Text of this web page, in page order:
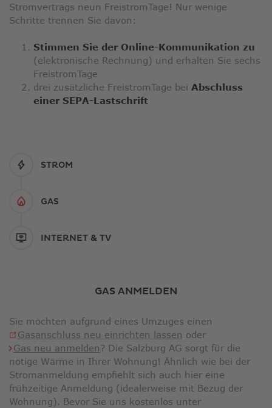
Stromvertrags neun FreistromTage! Nur wenige
Schritte trennen Sie davon:
Stimmen Sie der Online-Kommunikation zu
(elektronische Rechnung) und erhalten Sie sechs
FreistromTage
drei zusätzliche FreistromTage bei Abschluss
einer SEPA-Lastschrift
STROM
GAS
INTERNET & TV
GAS ANMELDEN
Sie möchten aufgrund eines Umzuges einen
Gasanschluss neu einrichten lassen Link
öffnet
in
neuem
Fenster
oder
Gas neu anmelden? Die Salzburg AG sorgt für die
nötige Wärme in Ihrer Wohnung! Ähnlich wie bei der
Stromanmeldung empfiehlt sich auch hier eine
frühzeitige Anmeldung (idealerweise mit Bezug der
Wohnung). Bevor Sie uns kostenlos unter